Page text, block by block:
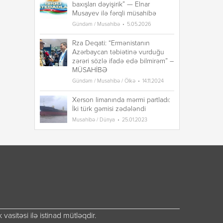
baxışları dəyişirik” — Elnar
Musayev ilə fərqli müsahibə
Gündəm / Musahibə 5.05.2026
Rza Deqati: “Ermənistanın
Azərbaycan təbiətinə vurduğu
zərəri sözlə ifadə edə bilmirəm” –
MÜSAHİBƏ
Gündəm / Musahibə / Ölkə 14.11.2024
Xerson limanında mərmi partladı:
İki türk gəmisi zədələndi
Musahibə / Dünya 25.01.2023
vasitəsi ilə istinad mütləqdir.